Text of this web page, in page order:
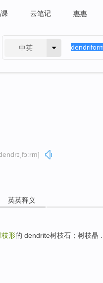
云笔记 惠惠
中英
英英释义
枝形的 dendrite树枝石；树枝晶 ...